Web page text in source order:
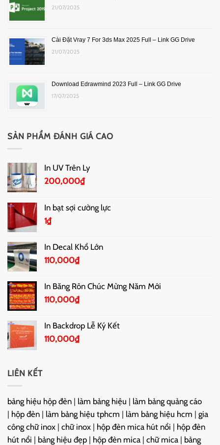
21/07/2025
Cài Đặt Vray 7 For 3ds Max 2025 Full – Link GG Drive
21/07/2025
Download Edrawmind 2023 Full – Link GG Drive
17/07/2025
SẢN PHẨM ĐÁNH GIÁ CAO
In UV Trên Ly
200,000₫
In bạt sợi cường lực
1₫
In Decal Khổ Lớn
110,000₫
In Băng Rôn Chúc Mừng Năm Mới
110,000₫
In Backdrop Lễ Ký Kết
110,000₫
LIÊN KẾT
bảng hiệu hộp đèn | làm bảng hiệu | làm bảng quảng cáo
| hộp đèn | làm bảng hiệu tphcm | làm bảng hiệu hcm | gia
công chữ inox | chữ inox | hộp đèn mica hút nổi | hộp đèn
hút nổi | bảng hiệu đẹp | hộp đèn mica | chữ mica | bảng